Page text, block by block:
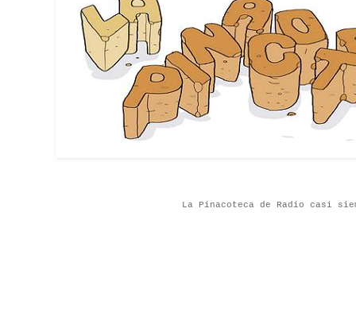
La Pinacoteca de Radio casi